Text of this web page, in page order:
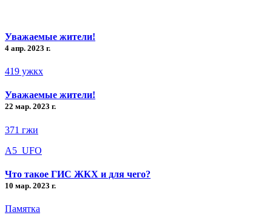
Уважаемые жители!
4 апр. 2023 г.
419 ужкх
Уважаемые жители!
22 мар. 2023 г.
371 гжи
A5_UFO
Что такое ГИС ЖКХ и для чего?
10 мар. 2023 г.
Памятка